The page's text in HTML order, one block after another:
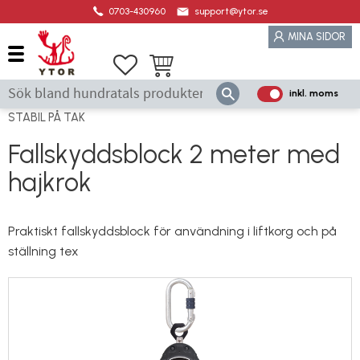
0703-430960 support@ytor.se
MINA SIDOR
Favoriter
Kundvagn
P
e
a
inkl. moms
STABIL PÅ TAK
Fallskyddsblock 2 meter med
hajkrok
Praktiskt fallskyddsblock för användning i liftkorg och på
ställning tex